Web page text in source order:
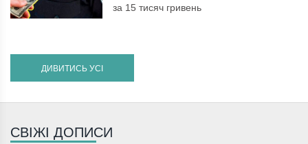
за 15 тисяч гривень
ДИВИТИСЬ УСІ
СВІЖІ ДОПИСИ